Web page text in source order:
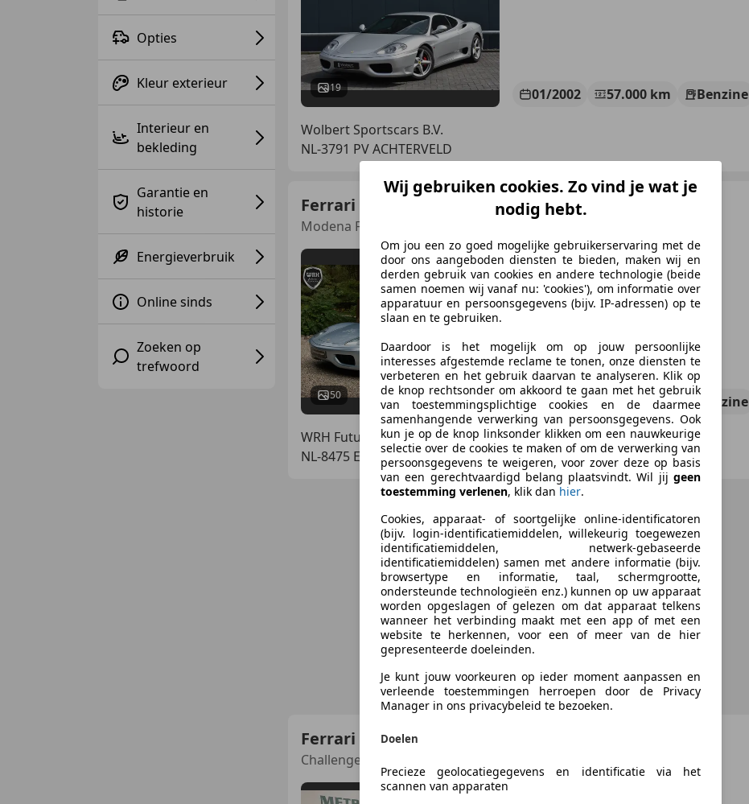
Opties
Kleur exterieur
Interieur en
bekleding
Garantie en
historie
Energieverbruik
Online sinds
Zoeken op
trefwoord
19 01/2002 57.000 km Benzine
Wolbert Sportscars B.V.
NL-3791 PV ACHTERVELD
Ferrari 360
Modena F1 Sunroof 1 of 25 / Grigio alloy / 31dkm
50
€ 175.000
07/2001 31.856 km Benzine
WRH Future Classics
NL-8475 EJ NIJEHOLTPADE
Ferrari 360
Challenge M0890
Wij gebruiken cookies. Zo vind je wat je
nodig hebt.
Om jou een zo goed mogelijke gebruikerservaring met de
door ons aangeboden diensten te bieden, maken wij en
derden gebruik van cookies en andere technologie (beide
samen noemen wij vanaf nu: 'cookies'), om informatie over
apparatuur en persoonsgegevens (bijv. IP-adressen) op te
slaan en te gebruiken.
Daardoor is het mogelijk om op jouw persoonlijke
interesses afgestemde reclame te tonen, onze diensten te
verbeteren en het gebruik daarvan te analyseren. Klik op
de knop rechtsonder om akkoord te gaan met het gebruik
van toestemmingsplichtige cookies en de daarmee
samenhangende verwerking van persoonsgegevens. Ook
kun je op de knop linksonder klikken om een nauwkeurige
selectie over de cookies te maken of om de verwerking van
persoonsgegevens te weigeren, voor zover deze op basis
van een gerechtvaardigd belang plaatsvindt. Wil jij geen
toestemming verlenen, klik dan hier.
Cookies, apparaat- of soortgelijke online-identificatoren
(bijv. login-identificatiemiddelen, willekeurig toegewezen
identificatiemiddelen, netwerk-gebaseerde
identificatiemiddelen) samen met andere informatie (bijv.
browsertype en informatie, taal, schermgrootte,
ondersteunde technologieën enz.) kunnen op uw apparaat
worden opgeslagen of gelezen om dat apparaat telkens
wanneer het verbinding maakt met een app of met een
website te herkennen, voor een of meer van de hier
gepresenteerde doeleinden.
Je kunt jouw voorkeuren op ieder moment aanpassen en
verleende toestemmingen herroepen door de Privacy
Manager in ons privacybeleid te bezoeken.
Doelen
Precieze geolocatiegegevens en identificatie via het
scannen van apparaten